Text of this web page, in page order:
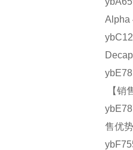
【销
售优